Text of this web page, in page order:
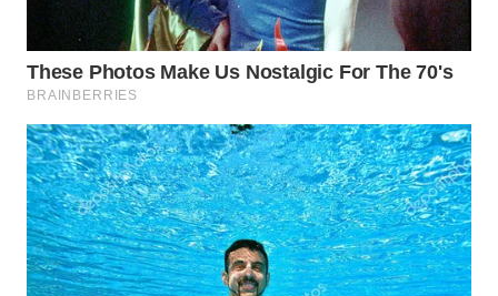
SUBANG
WN
SUKABUMI
WN
PURWAKARTA
WN
PRIANGAN